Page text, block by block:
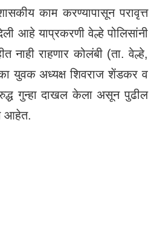
काम करण्यापासून परावृत्त
आहे याप्रकरणी वेल्हे पोलिसांनी
नाही राहणार कोलंबी (ता. वेल्हे,
युवक अध्यक्ष शिवराज शेंडकर व
गुन्हा दाखल केला असून पुढील
आहेत.